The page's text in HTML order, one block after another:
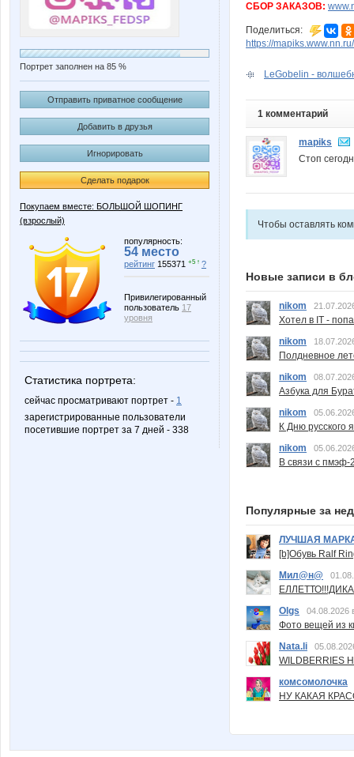
Портрет заполнен на 85 %
Отправить приватное сообщение
Добавить в друзья
Игнорировать
Сделать подарок
Покупаем вместе: БОЛЬШОЙ ШОПИНГ
(взрослый)
популярность:
54 место
рейтинг 155371 +5 ↑ ?
Привилегированный
пользователь 17
уровня
Статистика портрета:
сейчас просматривают портрет - 1
зарегистрированные пользователи
посетившие портрет за 7 дней - 338
СБОР ЗАКАЗОВ:
Поделиться:
https://mapiks.www.nn.ru/
LeGobelin -
1 комментарий
mapiks
Стоп
Чтобы оставлять
Новые записи в
nikom
Хотел в IT -
nikom
Полдневное
nikom
Азбука для
nikom
К Дню русского
nikom
В связи с пмэф-
Популярные за
ЛУЧШАЯ
[b]Обувь Ralf
Мил@н@
Olgs
04.08.2026
Фото вещей из
Nata.li
комсомолочка
НУ КАКАЯ